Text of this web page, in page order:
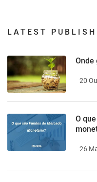
LATEST
Onde
20
O
26